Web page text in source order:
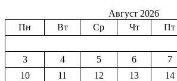
Август 2026
Пн
Вт Ср Чт Пт
3
4 5 6 7
10
11 12 13 14